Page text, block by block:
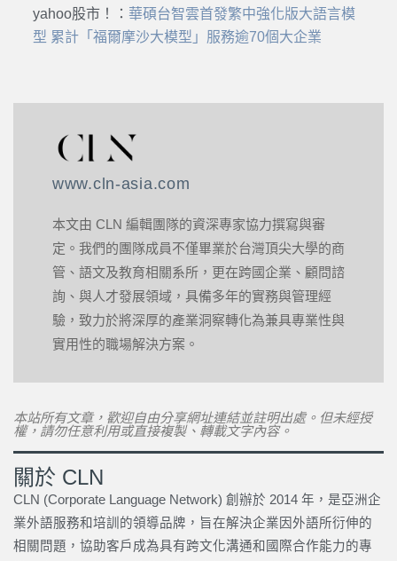
yahoo股市！ ： 華碩台智雲首發繁中強化版大語言模
型 累計「福爾摩沙大模型」服務逾70個大企業
www.cln-asia.com
本文由 CLN 編輯團隊的資深專家協力撰寫與審
定。我們的團隊成員不僅畢業於台灣頂尖大學的商
管、語文及教育相關系所，更在跨國企業、顧問諮
詢、與人才發展領域，具備多年的實務與管理經
驗，致力於將深厚的產業洞察轉化為兼具專業性與
實用性的職場解決方案。
本站所有文章，歡迎自由分享網址連結並註明出處。但未經授
權，請勿任意利用或直接複製、轉載文字內容。
關於 CLN
CLN (Corporate Language Network) 創辦於 2014 年，是亞洲企
業外語服務和培訓的領導品牌，旨在解決企業因外語所衍伸的
相關問題，協助客戶成為具有跨文化溝通和國際合作能力的專